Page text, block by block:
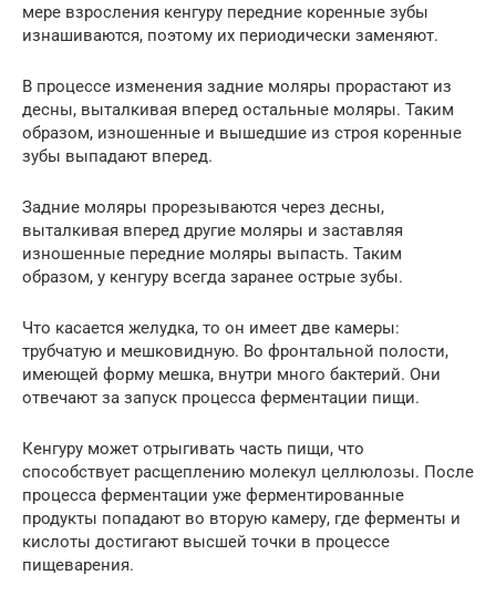
мере взросления кенгуру передние коренные зубы
изнашиваются, поэтому их периодически заменяют.
В процессе изменения задние моляры прорастают из
десны, выталкивая вперед остальные моляры. Таким
образом, изношенные и вышедшие из строя коренные
зубы выпадают вперед.
Задние моляры прорезываются через десны,
выталкивая вперед другие моляры и заставляя
изношенные передние моляры выпасть. Таким
образом, у кенгуру всегда заранее острые зубы.
Что касается желудка, то он имеет две камеры:
трубчатую и мешковидную. Во фронтальной полости,
имеющей форму мешка, внутри много бактерий. Они
отвечают за запуск процесса ферментации пищи.
Кенгуру может отрыгивать часть пищи, что
способствует расщеплению молекул целлюлозы. После
процесса ферментации уже ферментированные
продукты попадают во вторую камеру, где ферменты и
кислоты достигают высшей точки в процессе
пищеварения.